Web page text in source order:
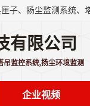
有限公司
吊监控系统,扬尘环境监测
企业视频